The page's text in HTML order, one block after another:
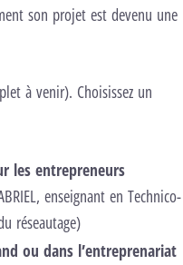
son projet est devenu une
à venir). Choisissez un
les entrepreneurs
enseignant en Technico-
réseautage)
ou dans l’entreprenariat